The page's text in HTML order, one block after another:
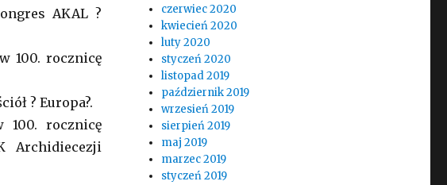
AKAL ?
100. rocznicę
? Europa?.
100. rocznicę
Archidiecezji
czerwiec 2020
kwiecień 2020
luty 2020
styczeń 2020
listopad 2019
październik 2019
wrzesień 2019
sierpień 2019
maj 2019
marzec 2019
styczeń 2019